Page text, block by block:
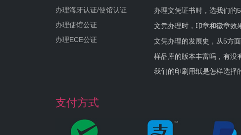
办理海牙认证/使馆认证
办理使馆公证
办理ECE公证
办理文凭证书时，选我们的5
文凭办理时，印章和徽章效
文凭办理的发展史，从5方
样品库的版本丰富吗，有没
我们的印刷用纸是怎样选择
支付方式